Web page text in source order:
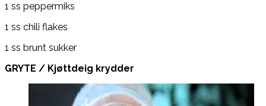
1 ss peppermiks
1 ss chili flakes
1 ss brunt sukker
GRYTE / Kjøttdeig krydder